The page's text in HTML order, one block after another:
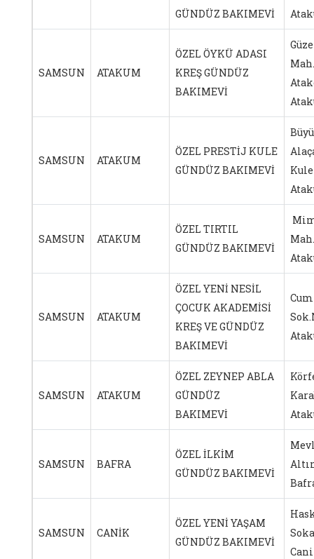
GÜNDÜZ BAKIMEVİ
SAMSUN ATAKUM
ÖZEL ÖYKÜ ADASI
KREŞ GÜNDÜZ
BAKIMEVİ
SAMSUN ATAKUM
ÖZEL PRESTİJ KULE
GÜNDÜZ BAKIMEVİ
SAMSUN ATAKUM
ÖZEL TIRTIL
GÜNDÜZ BAKIMEVİ
SAMSUN ATAKUM
ÖZEL YENİ NESİL
ÇOCUK AKADEMİSİ
KREŞ VE GÜNDÜZ
BAKIMEVİ
SAMSUN ATAKUM
ÖZEL ZEYNEP ABLA
GÜNDÜZ
BAKIMEVİ
SAMSUN BAFRA
ÖZEL İLKİM
GÜNDÜZ BAKIMEVİ
SAMSUN CANİK
ÖZEL YENİ YAŞAM
GÜNDÜZ BAKIMEVİ